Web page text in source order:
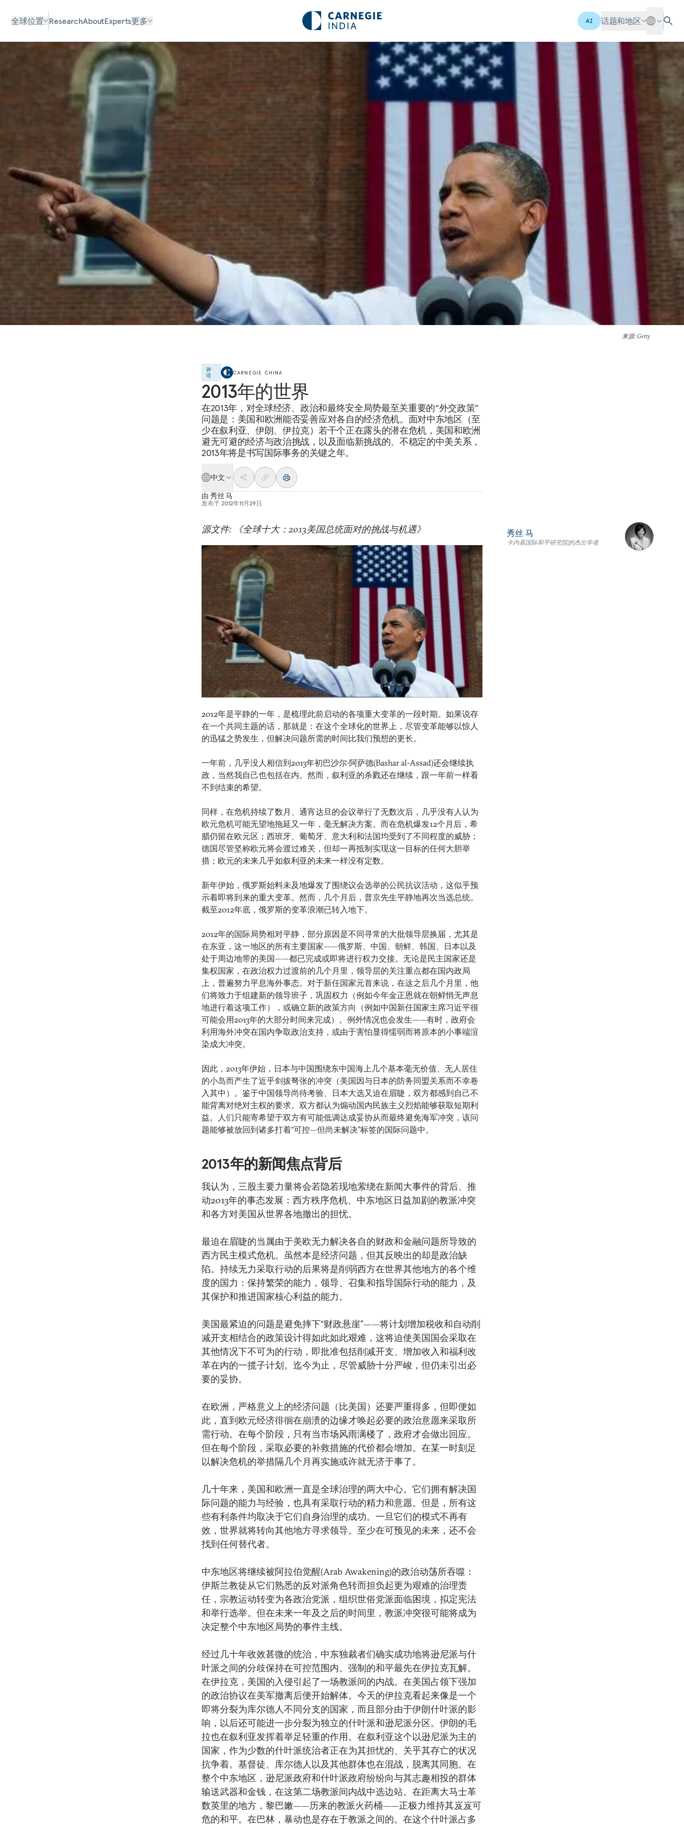
全球位置 ResearchAboutExperts更多 AI 话题和地区
来源: Getty
评
论
CARNEGIE CHINA
2013年的世界
在2013年，对全球经济、政治和最终安全局势最至关重要的“外交政策”
问题是：美国和欧洲能否妥善应对各自的经济危机。面对中东地区（至
少在叙利亚、伊朗、伊拉克）若干个正在露头的潜在危机，美国和欧洲
避无可避的经济与政治挑战，以及面临新挑战的、不稳定的中美关系，
2013年将是书写国际事务的关键之年。
中文
由 秀丝 马
发布于 2012年11月29日
源文件: 《全球十大：2013美国总统面对的挑战与机遇》
2012年是平静的一年，是梳理此前启动的各项重大变革的一段时期。如果说存
在一个共同主题的话，那就是：在这个全球化的世界上，尽管变革能够以惊人
的迅猛之势发生，但解决问题所需的时间比我们预想的更长。
一年前，几乎没人相信到2013年初巴沙尔•阿萨德(Bashar al-Assad)还会继续执
政，当然我自己也包括在内。然而，叙利亚的杀戮还在继续，跟一年前一样看
不到结束的希望。
同样，在危机持续了数月、通宵达旦的会议举行了无数次后，几乎没有人认为
欧元危机可能无望地拖延又一年，毫无解决方案。而在危机爆发12个月后，希
腊仍留在欧元区；西班牙、葡萄牙、意大利和法国均受到了不同程度的威胁；
德国尽管坚称欧元将会渡过难关，但却一再抵制实现这一目标的任何大胆举
措；欧元的未来几乎如叙利亚的未来一样没有定数。
新年伊始，俄罗斯始料未及地爆发了围绕议会选举的公民抗议活动，这似乎预
示着即将到来的重大变革。然而，几个月后，普京先生平静地再次当选总统。
截至2012年底，俄罗斯的变革浪潮已转入地下。
2012年的国际局势相对平静，部分原因是不同寻常的大批领导层换届，尤其是
在东亚，这一地区的所有主要国家——俄罗斯、中国、朝鲜、韩国、日本以及
处于周边地带的美国——都已完成或即将进行权力交接。无论是民主国家还是
集权国家，在政治权力过渡前的几个月里，领导层的关注重点都在国内政局
上，普遍努力平息海外事态。对于新任国家元首来说，在这之后几个月里，他
们将致力于组建新的领导班子，巩固权力（例如今年金正恩就在朝鲜悄无声息
地进行着这项工作），或确立新的政策方向（例如中国新任国家主席习近平很
可能会用2013年的大部分时间来完成）。例外情况也会发生——有时，政府会
利用海外冲突在国内争取政治支持，或由于害怕显得懦弱而将原本的小事端渲
染成大冲突。
因此，2013年伊始，日本与中国围绕东中国海上几个基本毫无价值、无人居住
的小岛而产生了近乎剑拔弩张的冲突（美国因与日本的防务同盟关系而不幸卷
入其中）。鉴于中国领导尚待考验、日本大选又迫在眉睫，双方都感到自己不
能背离对绝对主权的要求。双方都认为煽动国内民族主义烈焰能够获取短期利
益。人们只能寄希望于双方有可能低调达成妥协从而最终避免海军冲突，该问
题能够被放回到诸多打着“可控—但尚未解决”标签的国际问题中。
2013年的新闻焦点背后
我认为，三股主要力量将会若隐若现地萦绕在新闻大事件的背后、推
动2013年的事态发展：西方秩序危机、中东地区日益加剧的教派冲突
和各方对美国从世界各地撤出的担忧。
最迫在眉睫的当属由于美欧无力解决各自的财政和金融问题所导致的
西方民主模式危机。虽然本是经济问题，但其反映出的却是政治缺
陷。持续无力采取行动的后果将是削弱西方在世界其他地方的各个维
度的国力：保持繁荣的能力，领导、召集和指导国际行动的能力，及
其保护和推进国家核心利益的能力。
美国最紧迫的问题是避免摔下“财政悬崖”——将计划增加税收和自动削
减开支相结合的政策设计得如此如此艰难，这将迫使美国国会采取在
其他情况下不可为的行动，即批准包括削减开支、增加收入和福利改
革在内的一揽子计划。迄今为止，尽管威胁十分严峻，但仍未引出必
要的妥协。
在欧洲，严格意义上的经济问题（比美国）还要严重得多，但即便如
此，直到欧元经济徘徊在崩溃的边缘才唤起必要的政治意愿来采取所
需行动。在每个阶段，只有当市场风雨满楼了，政府才会做出回应。
但在每个阶段，采取必要的补救措施的代价都会增加。在某一时刻足
以解决危机的举措隔几个月再实施或许就无济于事了。
几十年来，美国和欧洲一直是全球治理的两大中心。它们拥有解决国
际问题的能力与经验，也具有采取行动的精力和意愿。但是，所有这
些有利条件均取决于它们自身治理的成功。一旦它们的模式不再有
效，世界就将转向其他地方寻求领导。至少在可预见的未来，还不会
找到任何替代者。
中东地区将继续被阿拉伯觉醒(Arab Awakening)的政治动荡所吞噬：
伊斯兰教徒从它们熟悉的反对派角色转而担负起更为艰难的治理责
任，宗教运动转变为各政治党派，组织世俗党派面临困境，拟定宪法
和举行选举。但在未来一年及之后的时间里，教派冲突很可能将成为
决定整个中东地区局势的事件主线。
经过几十年收效甚微的统治，中东独裁者们确实成功地将逊尼派与什
叶派之间的分歧保持在可控范围内。强制的和平最先在伊拉克瓦解。
在伊拉克，美国的入侵引起了一场教派间的内战。在美国占领下强加
的政治协议在美军撤离后便开始解体。今天的伊拉克看起来像是一个
即将分裂为库尔德人不同分支的国家，而且部分由于伊朗什叶派的影
响，以后还可能进一步分裂为独立的什叶派和逊尼派分区。伊朗的毛
拉也在叙利亚发挥着举足轻重的作用。在叙利亚这个以逊尼派为主的
国家，作为少数的什叶派统治者正在为其担忧的、关乎其存亡的状况
抗争着。基督徒、库尔德人以及其他群体也在混战，脱离其同胞。在
整个中东地区，逊尼派政府和什叶派政府纷纷向与其志趣相投的群体
输送武器和金钱，在这第二场教派间内战中选边站。在距离大马士革
数英里的地方，黎巴嫩——历来的教派火药桶——正极力维持其岌岌可
危的和平。在巴林，暴动也是存在于教派之间的。在这个什叶派占多
秀丝 马
卡内基国际和平研究院的杰出学者